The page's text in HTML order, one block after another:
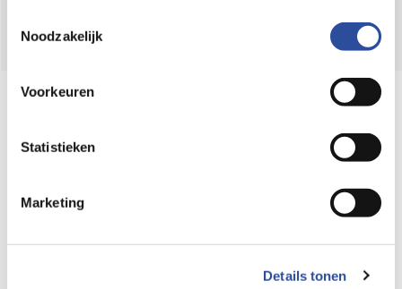
en de bewaartermijnen per categorie. Je kunt je keuze op
gegevensverwerking staat in de
Privacyverklaring
Noodzakelijk
Voorkeuren
Statistieken
Marketing
Details tonen
Online aanbieder medicijnen
webshop mag verkopen.
⁠Verantwoorde zorg, ⁠ook online.